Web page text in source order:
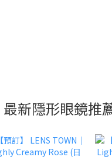
新隱形眼鏡推